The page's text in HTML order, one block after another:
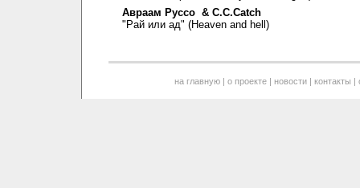
Авраам Руссо & C.C.Catch
"Рай или ад" (Heaven and hell)
на главную| о проекте| новости| контакты |